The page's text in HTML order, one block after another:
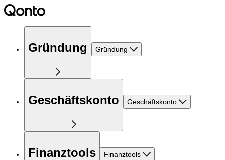
Gründung Gründung
Geschäftskonto Geschäftskonto
Finanztools Finanztools